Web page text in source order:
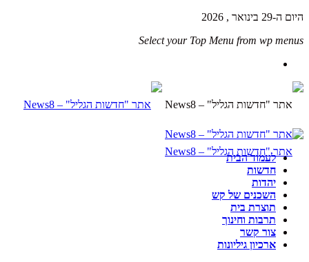
היום ה-29 בינואר , 2026
Select your Top Menu from wp menus
לעמוד הבית
חדשות
יהדות
השכנים של קש
תוצרת בית
תרבות וחינוך
צור קשר
ארכיון גיליונות